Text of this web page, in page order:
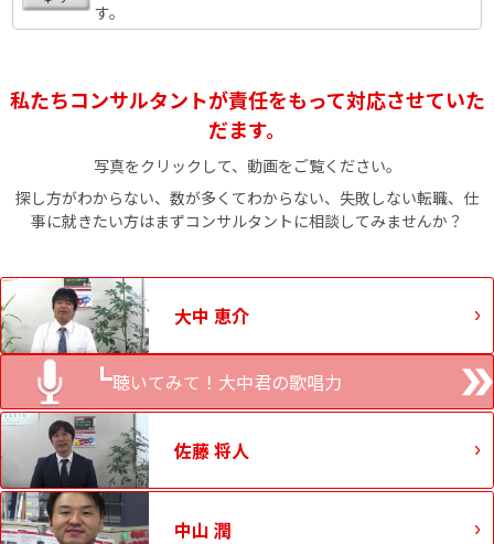
す。
私たちコンサルタントが責任をもって対応させていた
だます。
写真をクリックして、動画をご覧ください。
探し方がわからない、数が多くてわからない、失敗しない転職、仕
事に就きたい方はまずコンサルタントに相談してみませんか？
大中 恵介
聴いてみて！大中君の歌唱力
佐藤 将人
中山 潤